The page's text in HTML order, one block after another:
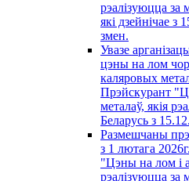
рэалізуюцца за
які дзейнічае з
змен.
Увазе
цэны на лом
каляровых
Прэйскурант
металаў, якія
Беларусь з
Размешчаны
з 1 лютага
"Цэны на лом і
рэалізуюцца за